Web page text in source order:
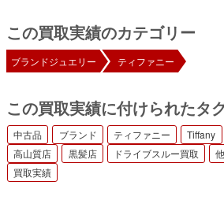
この買取実績のカテゴリー
ブランドジュエリー ティファニー
この買取実績に付けられたタ
中古品 ブランド ティファニー Tiffany
高山質店
黒髪店 ドライブスルー買取
買取実績